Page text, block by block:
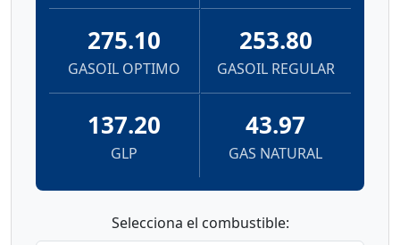
275.10
GASOIL OPTIMO
253.80
GASOIL REGULAR
137.20
GLP
43.97
GAS NATURAL
Selecciona el combustible: